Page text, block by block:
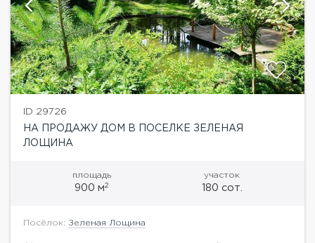
ID 29726
НА ПРОДАЖУ ДОМ В ПОСЕЛКЕ ЗЕЛЕНАЯ
ЛОЩИНА
площадь
900 м2
участок
180 сот.
Посёлок: Зеленая Лощина